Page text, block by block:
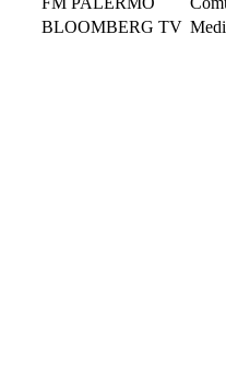
BLOOMBERG TV